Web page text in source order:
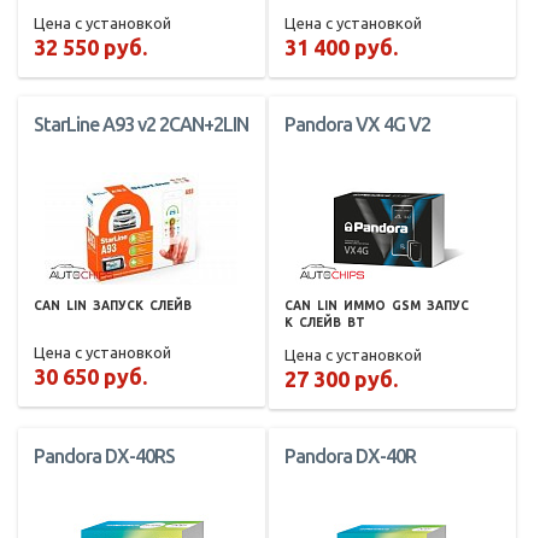
Цена с установкой
32 550 руб.
Цена с установкой
31 400 руб.
StarLine A93 v2 2CAN+2LIN
CAN LIN ЗАПУСК СЛЕЙВ
Цена с установкой
30 650 руб.
Pandora VX 4G V2
CAN LIN ИММО GSM ЗАПУС
К СЛЕЙВ BT
Цена с установкой
27 300 руб.
Pandora DX-40RS Pandora DX-40R